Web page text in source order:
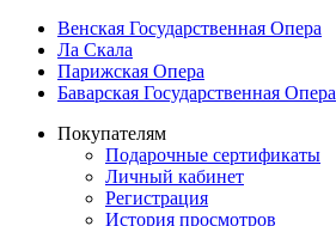
Венская Государственная Опера
Ла Скала
Парижская Опера
Баварская Государственная Опера
Покупателям
Подарочные сертификаты
Личный кабинет
Регистрация
История просмотров